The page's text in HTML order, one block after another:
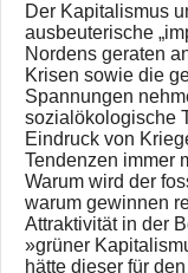
Der Kapitalismus
ausbeuterische
Nordens geraten
Krisen sowie die
Spannungen
sozialökologische
Eindruck von
Tendenzen immer
Warum wird der
warum gewinnen
Attraktivität in der
»grüner
hätte dieser für